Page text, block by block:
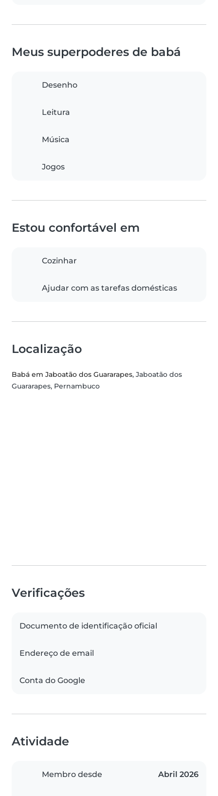
Meus superpoderes de babá
Desenho
Leitura
Música
Jogos
Estou confortável em
Cozinhar
Ajudar com as tarefas domésticas
Localização
Babá em Jaboatão dos Guararapes, Jaboatão dos
Guararapes, Pernambuco
Verificações
Documento de identificação oficial
Endereço de email
Conta do Google
Atividade
Membro desde Abril 2026